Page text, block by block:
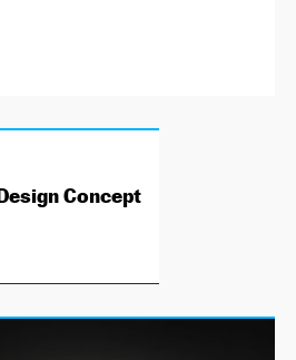
Concept